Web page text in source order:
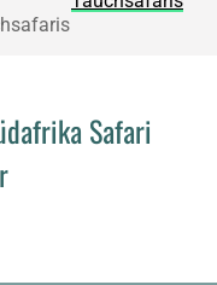
Safari